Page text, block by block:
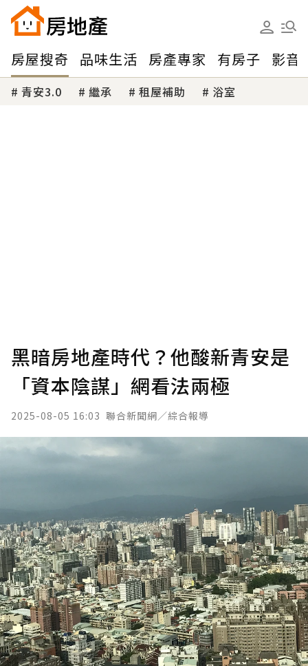
房屋搜奇 品味生活 房產專家 有房子 影音
青安3.0 繼承 租屋補助 浴室
黑暗房地產時代？他酸新青安是
「資本陰謀」網看法兩極
2025-08-05 16:03 聯合新聞網／綜合報導